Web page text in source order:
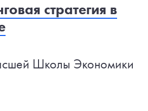
стратегия в
Школы Экономики